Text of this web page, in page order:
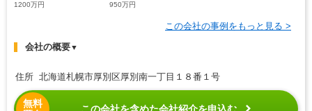
1200万円
950万円
この会社の事例をもっと見る >
会社の概要▼
住所 北海道札幌市厚別区厚別南一丁目１８番１号
無料